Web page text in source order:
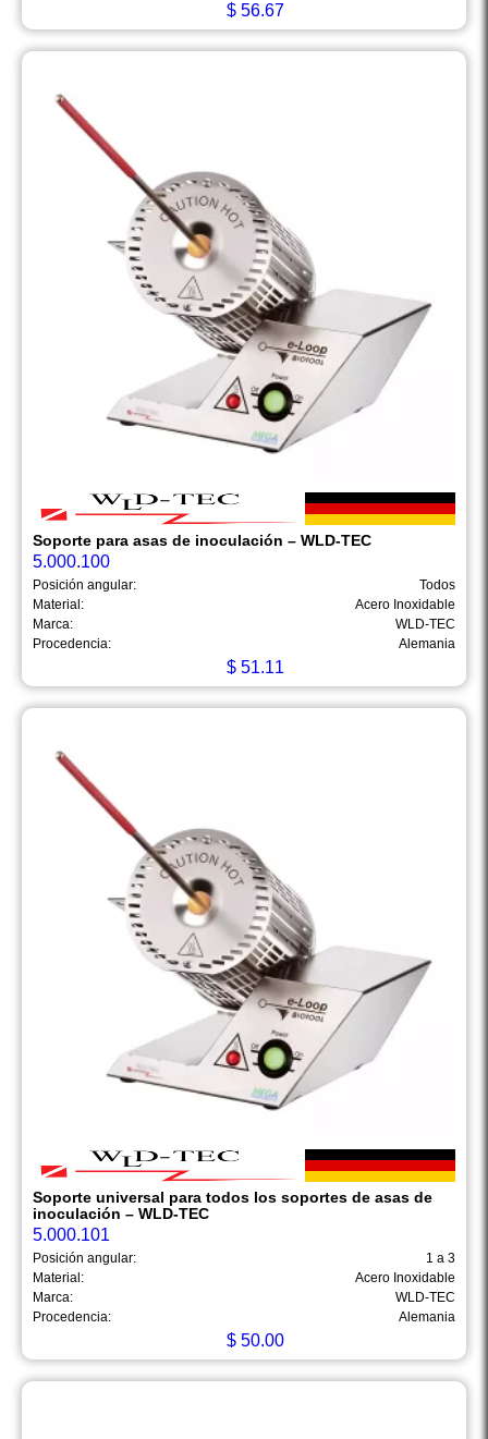
$56.67
Soporte para asas de inoculación – WLD-TEC
5.000.100
Posición angular:
Todos
Material:
Acero Inoxidable
Marca:
WLD-TEC
Procedencia:
Alemania
$51.11
Soporte universal para todos los soportes de asas de
inoculación – WLD-TEC
5.000.101
Posición angular:
1 a 3
Material:
Acero Inoxidable
Marca:
WLD-TEC
Procedencia:
Alemania
$50.00